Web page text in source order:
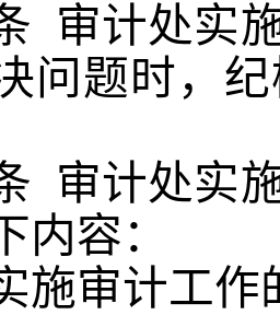
审计处实
问题时，
审计处实
内容：
施审计工